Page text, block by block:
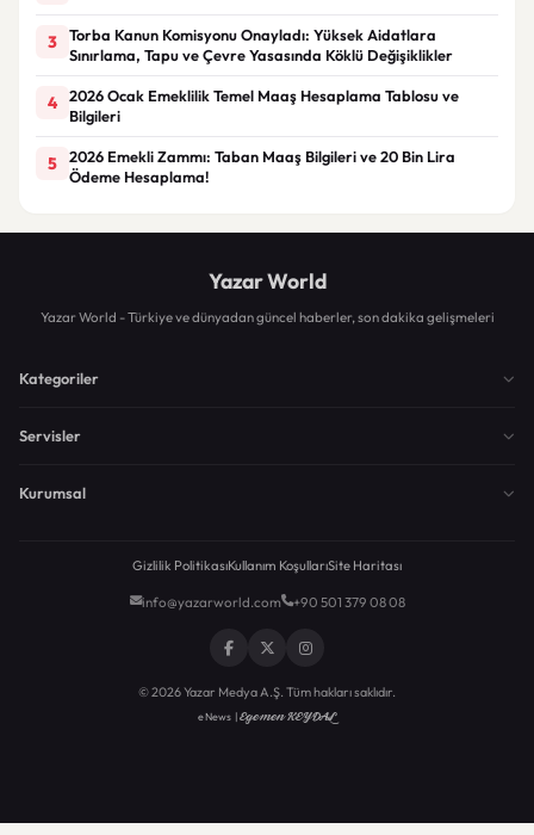
3
Torba Kanun Komisyonu Onayladı: Yüksek Aidatlara
Sınırlama, Tapu ve Çevre Yasasında Köklü Değişiklikler
4
2026 Ocak Emeklilik Temel Maaş Hesaplama Tablosu ve
Bilgileri
5
2026 Emekli Zammı: Taban Maaş Bilgileri ve 20 Bin Lira
Ödeme Hesaplama!
Yazar World
Yazar World - Türkiye ve dünyadan güncel haberler, son dakika gelişmeleri
Kategoriler
Servisler
Kurumsal
Gizlilik PolitikasıKullanım KoşullarıSite Haritası
info@yazarworld.com +90 501 379 08 08
© 2026 Yazar Medya A.Ş. Tüm hakları saklıdır.
eNews |Egemen KEYDAL